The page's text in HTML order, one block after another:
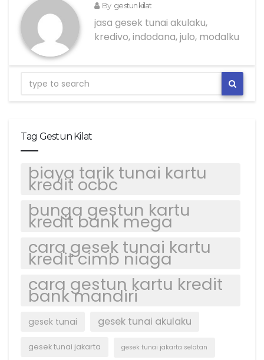
By gestun kilat
jasa gesek tunai akulaku,
kredivo, indodana, julo, modalku
Tag Gestun Kilat
biaya tarik tunai kartu
kredit ocbc
bunga gestun kartu
kredit bank mega
cara gesek tunai kartu
kredit cimb niaga
cara gestun kartu kredit
bank mandiri
gesek tunai gesek tunai akulaku
gesek tunai jakarta gesek tunai jakarta selatan